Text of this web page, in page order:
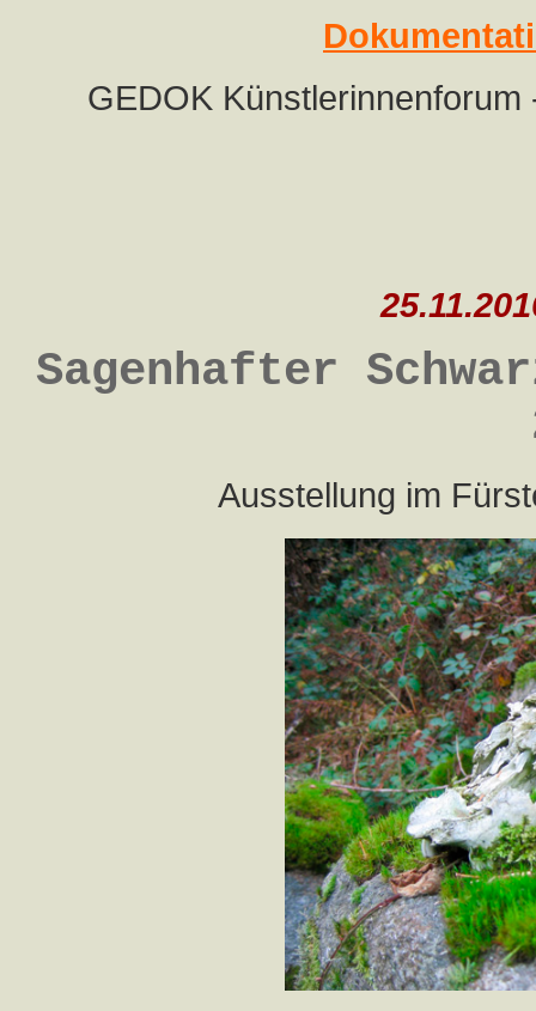
GEDOK
Sagenhafter
Ausstellung im